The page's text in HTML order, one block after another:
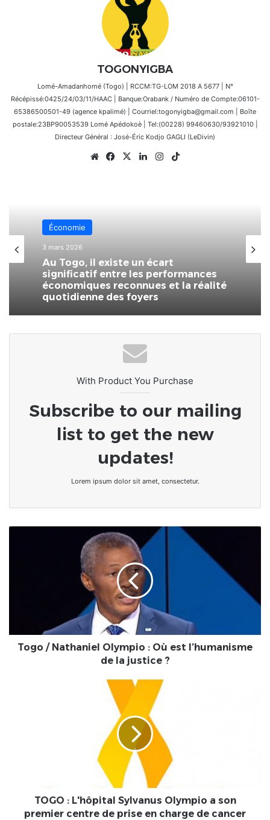
TOGONYIGBA
Lomé-Amadanhomé (Togo) | RCCM:TG-LOM 2018 A 5677 | N°
Récépissé:0425/24/03/11/HAAC | Banque:Orabank / Numéro de Compte:06101-
65386500501-49 (agence kpalimé) | Courriel:togonyigba@gmail.com | Boîte
postale:23BP90053539 Lomé Apédokoè | Tel:(00228) 99460630/93921010 |
Directeur Général : José-Éric Kodjo GAGLI (LeDivin)
WebsiteFacebook
X LinkedinInstagram
Économie
3 mars 2026
Au Togo, il existe un écart
significatif entre les performances
économiques reconnues et la réalité
quotidienne des foyers
With Product You Purchase
Subscribe to our mailing
list to get the new
updates!
Lorem ipsum dolor sit amet, consectetur.
Togo / Nathaniel Olympio : Où est l’humanisme
de la justice ?
TOGO : L'hôpital Sylvanus Olympio a son
premier centre de prise en charge de cancer